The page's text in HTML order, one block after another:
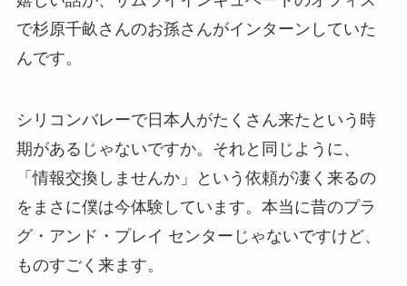
で杉原千畝さんのお孫さんがインターンしていた
んです。
シリコンバレーで日本人がたくさん来たという時
期があるじゃないですか。それと同じように、
「情報交換しませんか」という依頼が凄く来るの
をまさに僕は今体験しています。本当に昔のプラ
グ・アンド・プレイ センターじゃないですけど、
ものすごく来ます。